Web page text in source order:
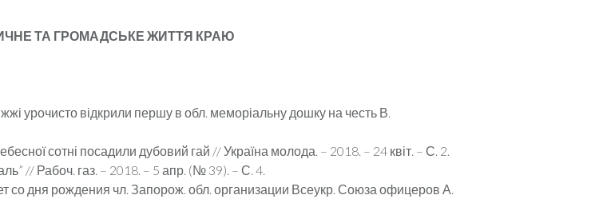
ТА ГРОМАДСЬКЕ ЖИТТЯ КРАЮ
урочисто відкрили першу в обл. меморіальну дошку на честь В.
сотні посадили дубовий гай // Україна молода. – 2018. – 24 квіт. – С. 2.
// Рабоч. газ. – 2018. – 5 апр. (№ 39). – С. 4.
со дня рождения чл. Запорож. обл. организации Всеукр. Союза офицеров А.